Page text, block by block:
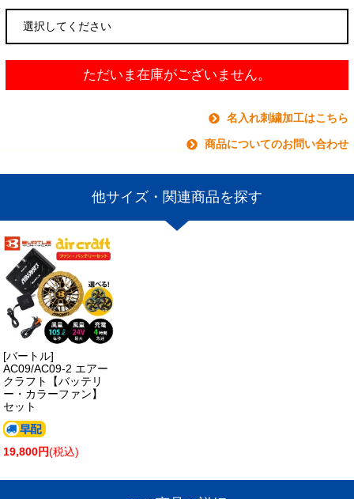
ただいま在庫がございません。
名入れ刺繍加工はこちら
商品についてのお問い合わせ
他サイズ・関連商品を探す
[バートル]
AC09/AC09-2 エアー
クラフト【バッテリ
ー・カラーファン】
セット
19,800円(税込)